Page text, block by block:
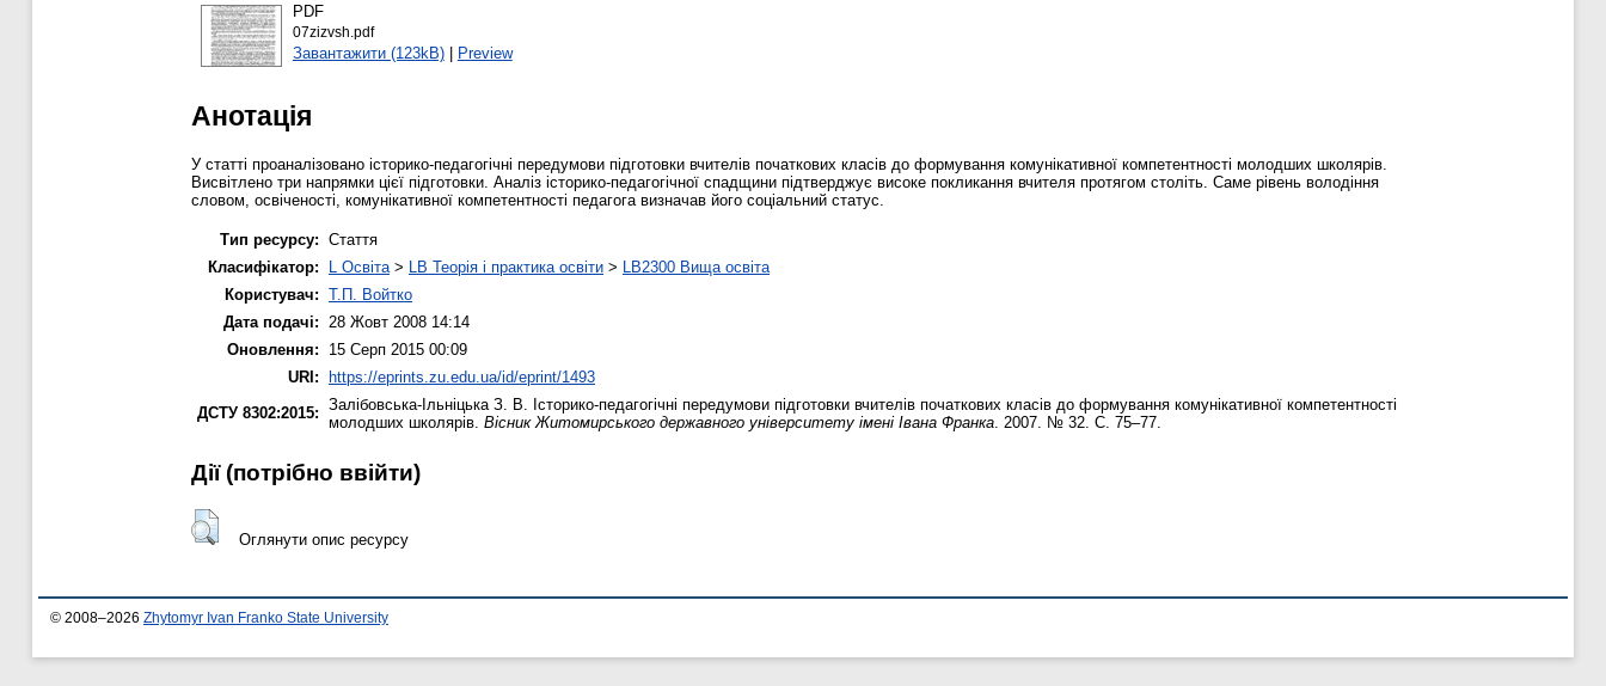
PDF
07zizvsh.pdf
Завантажити (123kB)| Preview
Анотація
У статті проаналізовано історико-педагогічні передумови підготовки вчителів початкових класів до формування комунікативної компетентності молодших школярів.
Висвітлено три напрямки цієї підготовки. Аналіз історико-педагогічної спадщини підтверджує високе покликання вчителя протягом століть. Саме рівень володіння
словом, освіченості, комунікативної компетентності педагога визначав його соціальний статус.
Тип ресурсу: Стаття
Класифікатор:
L Освіта > LB Теорія і практика освіти > LB2300 Вища освіта
Користувач: Т.П. Войтко
Дата подачі:
28 Жовт 2008 14:14
Оновлення:
15 Серп 2015 00:09
URI: https://eprints.zu.edu.ua/id/eprint/1493
ДСТУ 8302:2015: Залібовська-Ільніцька З. В.
Історико-педагогічні передумови підготовки вчителів початкових класів до формування комунікативної компетентності
молодших школярів. Вісник Житомирського державного університету імені Івана Франка . 2007. № 32. С. 75–77.
Дії ​​(потрібно ввійти)
Оглянути опис ресурсу
© 2008–2026 Zhytomyr Ivan Franko State University